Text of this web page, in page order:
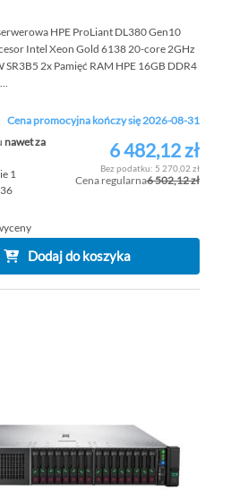
HPE ProLiant DL380 Gen10
Intel Xeon Gold 6138 20-core 2GHz
SR3B5 2x Pamięć RAM HPE 16GB DDR4
nawet za
1
Cena promocyjna kończy się 2026-08-31
promocyjna
6 482,12 zł
5 270,02 zł
Cena regularna6 502,12 zł
Dodaj do koszyka